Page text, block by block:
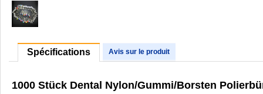
Spécifications Avis sur le produit
1000 Stück Dental Nylon/Gummi/Borsten